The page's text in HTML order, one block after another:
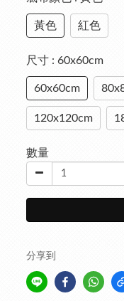
黃色 紅色
尺寸 : 60x60cm
60x60cm
120x120cm
數量
分享到